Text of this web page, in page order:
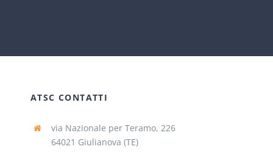
ATSC CONTATTI
via Nazionale per Teramo, 226
64021 Giulianova (TE)